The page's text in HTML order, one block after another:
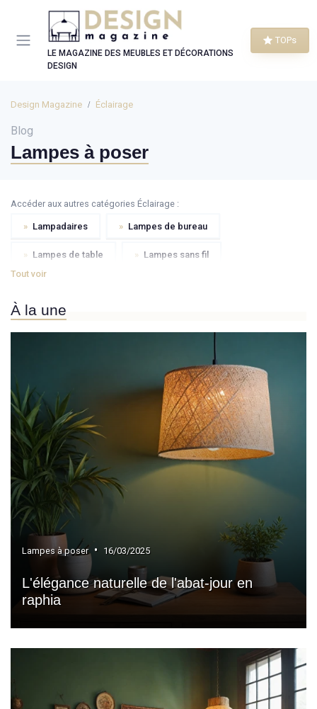
LE MAGAZINE DES MEUBLES ET DÉCORATIONS
DESIGN
TOPs
Design Magazine Éclairage
Blog
Lampes à poser
Accéder aux autres catégories Éclairage :
» Lampadaires » Lampes de bureau
» Lampes de table » Lampes sans fil
Spots
» Suspensions extérieures
Tout voir
À la une
Lampes à poser • 16/03/2025
L'élégance naturelle de l'abat-jour en
raphia
Panneau de gestion des cookies